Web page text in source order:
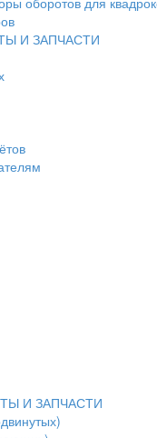
И ЗАПЧАСТИ
И ЗАПЧАСТИ